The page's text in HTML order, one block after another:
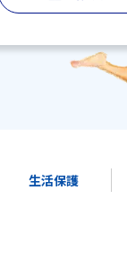
生活保護